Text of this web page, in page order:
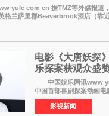
yule com cn 据TMZ等外媒报道，
格兰萨里郡Beaverbrook酒店（靠
人与朋友们喝喜酒，庆祝
电影《大唐妖探
乐探案获观众盛
中国娱乐网讯www
中国首部喜剧探案动画
举办电影首映礼。导演程
制片人曹紫建、制片人李
影视新闻